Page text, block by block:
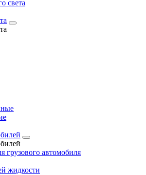
света
грузового автомобиля
жидкости